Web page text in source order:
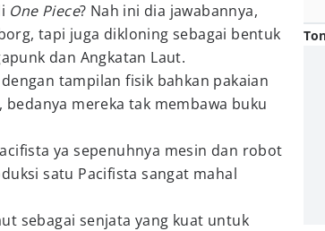
One Piece? Nah ini dia jawabannya,
tapi juga dikloning sebagai bentuk
dan Angkatan Laut.
tampilan fisik bahkan pakaian
mereka tak membawa buku
ya sepenuhnya mesin dan robot
satu Pacifista sangat mahal
sebagai senjata yang kuat untuk